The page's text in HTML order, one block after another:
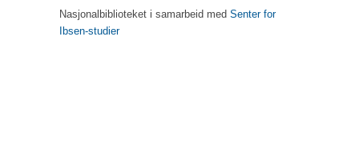
Nasjonalbiblioteket i samarbeid med Senter for
Ibsen-studier